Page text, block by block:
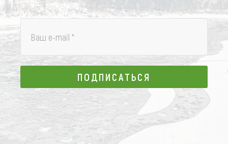
Ваш e-mail *
ПОДПИСАТЬСЯ
ПОДПИСАТЬСЯ